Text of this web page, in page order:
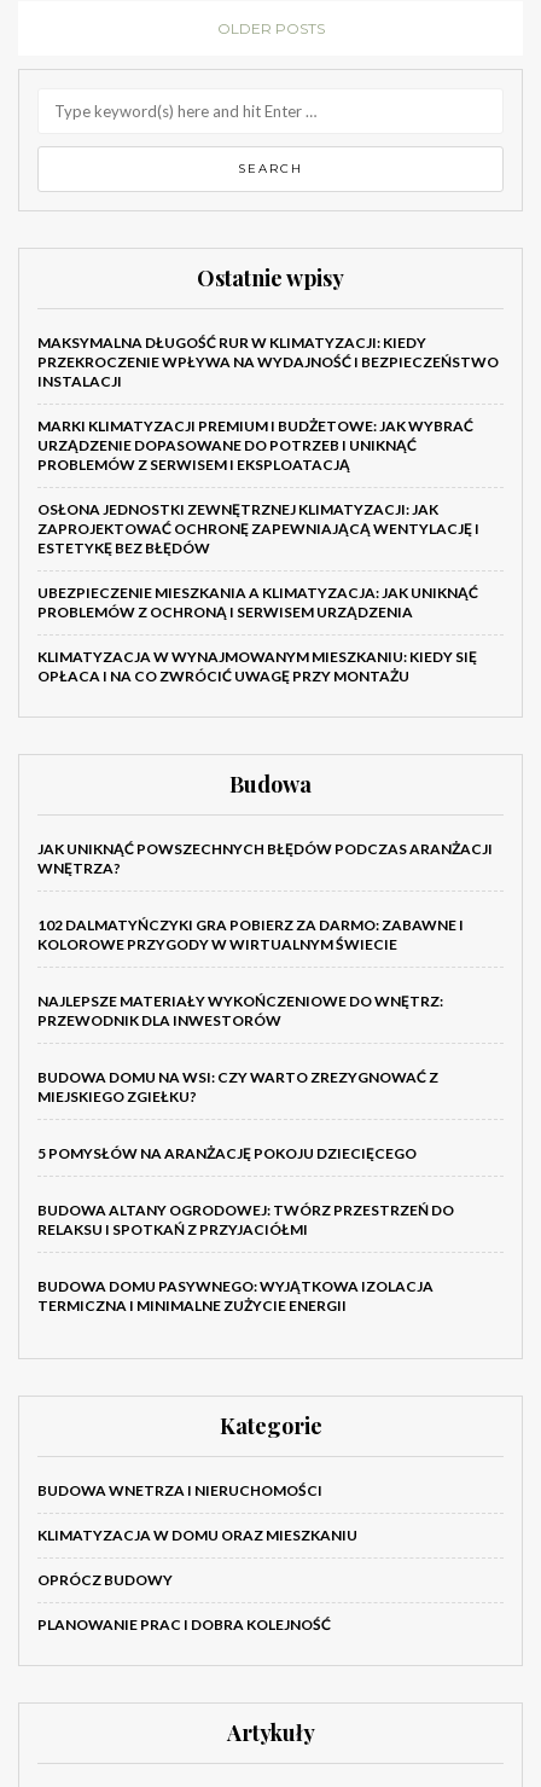
OLDER POSTS
Ostatnie wpisy
MAKSYMALNA DŁUGOŚĆ RUR W KLIMATYZACJI: KIEDY
PRZEKROCZENIE WPŁYWA NA WYDAJNOŚĆ I BEZPIECZEŃSTWO
INSTALACJI
MARKI KLIMATYZACJI PREMIUM I BUDŻETOWE: JAK WYBRAĆ
URZĄDZENIE DOPASOWANE DO POTRZEB I UNIKNĄĆ
PROBLEMÓW Z SERWISEM I EKSPLOATACJĄ
OSŁONA JEDNOSTKI ZEWNĘTRZNEJ KLIMATYZACJI: JAK
ZAPROJEKTOWAĆ OCHRONĘ ZAPEWNIAJĄCĄ WENTYLACJĘ I
ESTETYKĘ BEZ BŁĘDÓW
UBEZPIECZENIE MIESZKANIA A KLIMATYZACJA: JAK UNIKNĄĆ
PROBLEMÓW Z OCHRONĄ I SERWISEM URZĄDZENIA
KLIMATYZACJA W WYNAJMOWANYM MIESZKANIU: KIEDY SIĘ
OPŁACA I NA CO ZWRÓCIĆ UWAGĘ PRZY MONTAŻU
Budowa
JAK UNIKNĄĆ POWSZECHNYCH BŁĘDÓW PODCZAS ARANŻACJI
WNĘTRZA?
102 DALMATYŃCZYKI GRA POBIERZ ZA DARMO: ZABAWNE I
KOLOROWE PRZYGODY W WIRTUALNYM ŚWIECIE
NAJLEPSZE MATERIAŁY WYKOŃCZENIOWE DO WNĘTRZ:
PRZEWODNIK DLA INWESTORÓW
BUDOWA DOMU NA WSI: CZY WARTO ZREZYGNOWAĆ Z
MIEJSKIEGO ZGIEŁKU?
5 POMYSŁÓW NA ARANŻACJĘ POKOJU DZIECIĘCEGO
BUDOWA ALTANY OGRODOWEJ: TWÓRZ PRZESTRZEŃ DO
RELAKSU I SPOTKAŃ Z PRZYJACIÓŁMI
BUDOWA DOMU PASYWNEGO: WYJĄTKOWA IZOLACJA
TERMICZNA I MINIMALNE ZUŻYCIE ENERGII
Kategorie
BUDOWA WNETRZA I NIERUCHOMOŚCI
KLIMATYZACJA W DOMU ORAZ MIESZKANIU
OPRÓCZ BUDOWY
PLANOWANIE PRAC I DOBRA KOLEJNOŚĆ
Artykuły